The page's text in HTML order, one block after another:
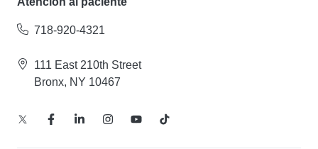
718-920-4321
111 East 210th Street
Bronx, NY 10467